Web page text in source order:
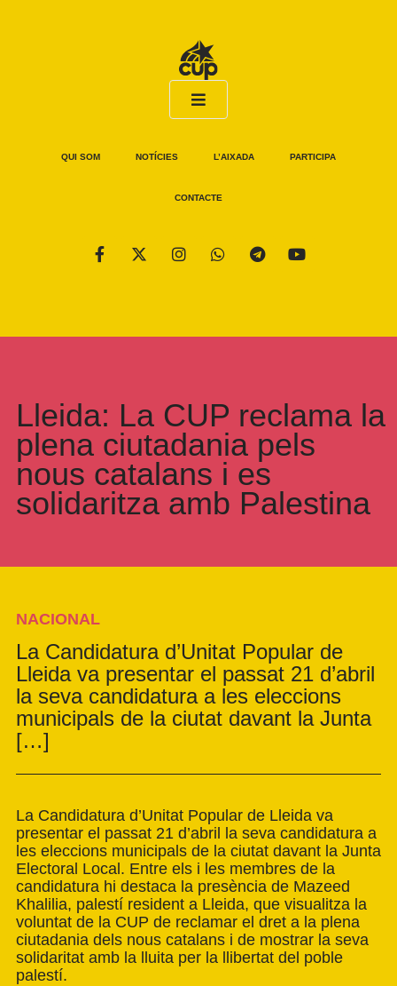
QUI SOM NOTÍCIES L’AIXADA PARTICIPA
CONTACTE
Lleida: La CUP reclama la
plena ciutadania pels
nous catalans i es
solidaritza amb Palestina
NACIONAL
La Candidatura d’Unitat Popular de
Lleida va presentar el passat 21 d’abril
la seva candidatura a les eleccions
municipals de la ciutat davant la Junta
[…]
La Candidatura d’Unitat Popular de Lleida va
presentar el passat 21 d’abril la seva candidatura a
les eleccions municipals de la ciutat davant la Junta
Electoral Local. Entre els i les membres de la
candidatura hi destaca la presència de Mazeed
Khalilia, palestí resident a Lleida, que visualitza la
voluntat de la CUP de reclamar el dret a la plena
ciutadania dels nous catalans i de mostrar la seva
solidaritat amb la lluita per la llibertat del poble
palestí.